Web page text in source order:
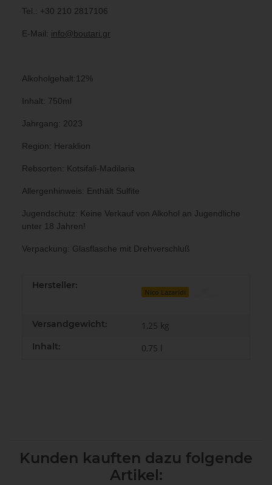
Tel.: +30 210 2817106
E-Mail: info@boutari.gr
Alkoholgehalt:12%
Inhalt: 750ml
Jahrgang: 2023
Region: Heraklion
Rebsorten: Kotsifali-Madilaria
Allergenhinweis: Enthält Sulfite
Jugendschutz: Keine Verkauf von Alkohol an Jugendliche
unter 18 Jahren!
Verpackung: Glasflasche mit Drehverschluß
Hersteller:
Nico Lazaridi
Versandgewicht: 1,25 kg
Inhalt: 0,75 l
Kunden kauften dazu folgende
Artikel: